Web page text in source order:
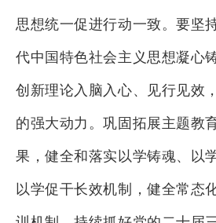
思想统一促进行动一致。要坚
代中国特色社会主义思想凝心
创新理论入脑入心、见行见效
的强大动力。巩固拓展主题教
果，健全和落实以学铸魂、以
以学促干长效机制，健全常态